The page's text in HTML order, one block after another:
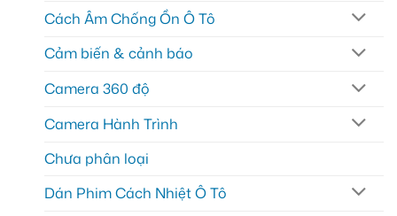
Cách Âm Chống Ồn Ô Tô
Cảm biến & cảnh báo
Camera 360 độ
Camera Hành Trình
Chưa phân loại
Dán Phim Cách Nhiệt Ô Tô